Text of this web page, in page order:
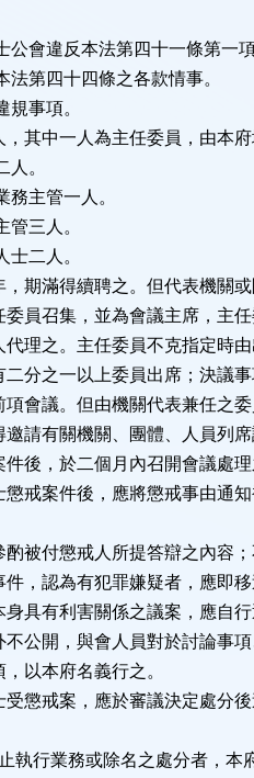
會違反本法第四十一條第一
第四十四條之各款情事。
事項。
，其中一人為主任委員，由本
人。
務主管一人。
管三人。
士二人。
期滿得續聘之。但代表機關或
委員召集，並為會議主席，主
理之。主任委員不克指定時
二分之一以上委員出席；決議
會議。但由機關代表兼任之
邀請有關機關、團體、人員列
件後，於二個月內召開會議處
懲戒案件後，應將懲戒事由通
被付懲戒人所提答辯之內容
件，認為有犯罪嫌疑者，應即
身具有利害關係之議案，應自
不公開，與會人員對於討論事
以本府名義行之。
受懲戒案，應於審議決定處分
行業務或除名之處分者，本